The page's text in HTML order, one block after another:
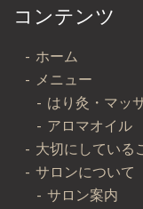
コンテンツ
ホーム
メニュー
はり灸・マッ
アロマオイル
大切にしている
サロンについて
サロン案内